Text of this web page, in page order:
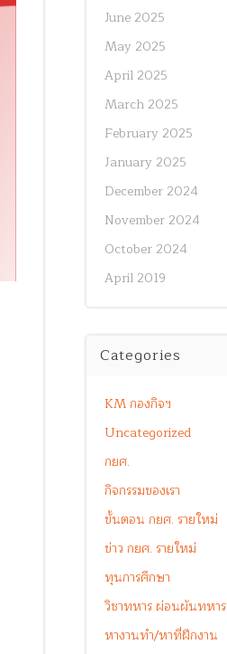
June 2025
May 2025
April 2025
March 2025
February 2025
January 2025
December 2024
November 2024
October 2024
April 2019
Categories
KM กองกิจฯ
Uncategorized
กยศ.
กิจกรรมของเรา
ขั้นตอน กยศ. รายใหม่
ข่าว กยศ. รายใหม่
ทุนการศึกษา
วิชาทหาร ผ่อนผันทหาร
หางานทำ/หาที่ฝึกงาน